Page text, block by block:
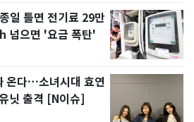
일 틀면 전기료 29만
넘으면 '요금 폭탄'
온다…소녀시대 효연
닛 출격 [N이슈]